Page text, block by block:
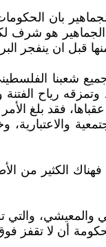
بان
الجماهير هو
قبل ان ينفجر
شعبنا
رياح الفتنة
فقد بلغ
فهناك الكثير
والتي
أن لا